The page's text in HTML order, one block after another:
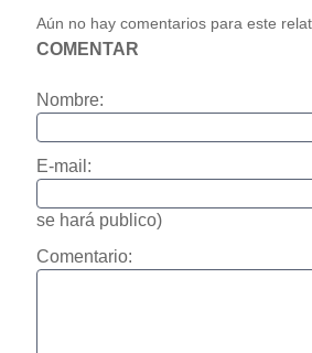
Aún no hay comentarios para este
COMENTAR
Nombre:
E-mail:
se hará publico)
Comentario: